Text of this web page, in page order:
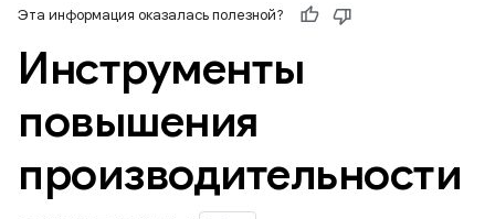
Эта информация оказалась полезной?
Инструменты
повышения
производительности